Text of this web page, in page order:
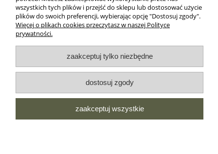
realizacja:
pokaż pełną wersję strony
NASZE ODZNAKI
wyróżnienia są przyznawane przez
wszystkich tych plików i przejść do sklepu lub dostosować użycie
plików do swoich preferencji, wybierając opcję "Dostosuj zgody".
Więcej o plikach cookies przeczytasz w naszej Polityce
prywatności.
zaakceptuj tylko niezbędne
dostosuj zgody
zaakceptuj wszystkie